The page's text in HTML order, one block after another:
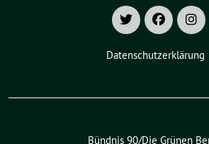
Datenschutzerklärung
Bündnis 90/Die Grünen